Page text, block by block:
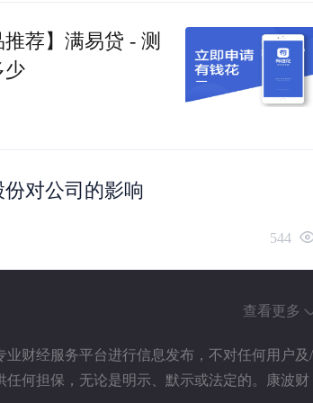
推荐】满易贷 - 测
少
对公司的影响
544
查看更多
业财经服务平台进行信息发布，不对任何用户及/
任何担保，无论是明示、默示或法定的。康波财